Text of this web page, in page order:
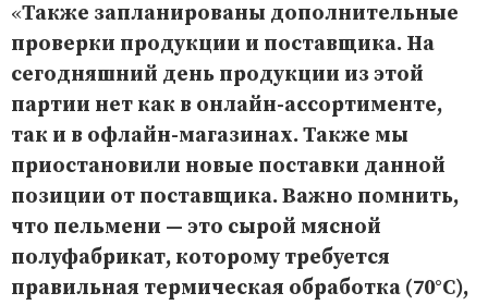
«Также запланированы дополнительные
проверки продукции и поставщика. На
сегодняшний день продукции из этой
партии нет как в онлайн-ассортименте,
так и в офлайн-магазинах. Также мы
приостановили новые поставки данной
позиции от поставщика. Важно помнить,
что пельмени — это сырой мясной
полуфабрикат, которому требуется
правильная термическая обработка (70°С),